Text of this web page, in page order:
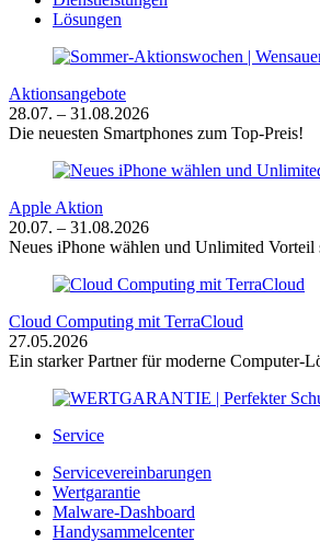
Lösungen
Aktionsangebote
28.07. – 31.08.2026
Die neuesten Smartphones zum Top-Preis!
Apple Aktion
20.07. – 31.08.2026
Neues iPhone wählen und Unlimited Vorteil
Cloud Computing mit TerraCloud
27.05.2026
Ein starker Partner für moderne Computer-
Service
Servicevereinbarungen
Wertgarantie
Malware-Dashboard
Handysammelcenter